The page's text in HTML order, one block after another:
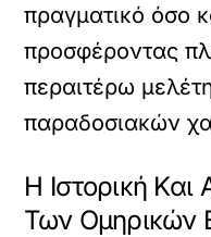
πραγματικό όσο
προσφέροντας
περαιτέρω
παραδοσιακών
Η Ιστορική
Των Ομηρικών